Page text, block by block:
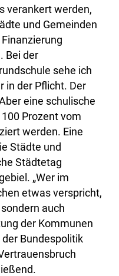
verankert werden,
und Gemeinden
Bei der
sehe ich
in der Pflicht. Der
eine schulische
Prozent vom
werden. Eine
Städte und
Städtetag
„Wer im
etwas verspricht,
auch
der Kommunen
Bundespolitik